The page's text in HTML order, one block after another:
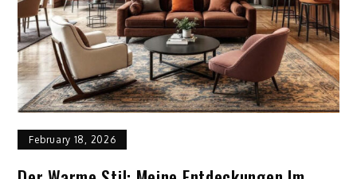
February 18, 2026